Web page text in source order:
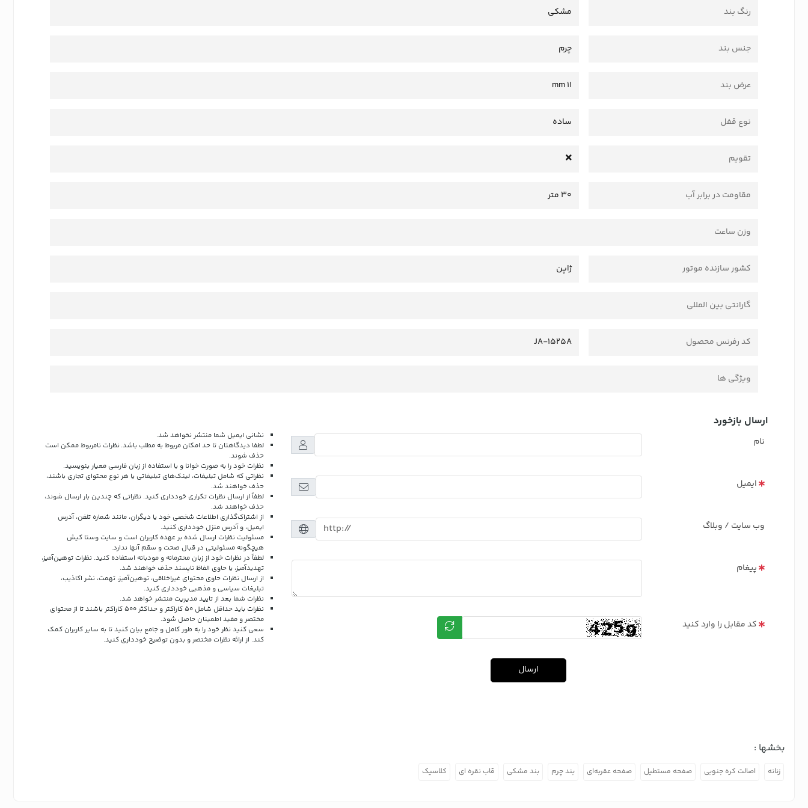
رنگ بند مشکی
جنس بند چرم
عرض بند 11 mm
نوع قفل ساده
تقویم
مقاومت در برابر آب ۳۰ متر
وزن ساعت
کشور سازنده موتور ژاپن
گارانتی بین المللی
کد رفرنس محصول JA-1525A
ویژگی ها
ارسال بازخورد
نام
ایمیل
وب سایت / وبلاگ
پیغام
کد مقابل را وارد کنید
ارسال
نشانی ایمیل شما منتشر نخواهد شد.
لطفا دیدگاهتان تا حد امکان مربوط به مطلب باشد. نظرات نامربوط ممکن است
حذف شوند.
نظرات خود را به صورت خوانا و با استفاده از زبان فارسی معیار بنویسید.
نظراتی که شامل تبلیغات، لینک‌های تبلیغاتی یا هر نوع محتوای تجاری باشند،
حذف خواهند شد.
لطفاً از ارسال نظرات تکراری خودداری کنید. نظراتی که چندین بار ارسال شوند،
حذف خواهند شد.
از اشتراک‌گذاری اطلاعات شخصی خود یا دیگران، مانند شماره تلفن، آدرس
ایمیل، و آدرس منزل خودداری کنید.
مسئولیت نظرات ارسال شده بر عهده کاربران است و سایت وستا کیش
هیچگونه مسئولیتی در قبال صحت و سقم آنها ندارد.
لطفاً در نظرات خود از زبان محترمانه و مودبانه استفاده کنید. نظرات توهین‌آمیز،
تهدیدآمیز، یا حاوی الفاظ ناپسند حذف خواهند شد.
از ارسال نظرات حاوی محتوای غیراخلاقی، توهین‌آمیز، تهمت، نشر اکاذیب،
تبلیغات سیاسی و مذهبی خودداری کنید.
نظرات شما بعد از تایید مدیریت منتشر خواهد شد.
نظرات باید حداقل شامل 50 کاراکتر و حداکثر 500 کاراکتر باشند تا از محتوای
مختصر و مفید اطمینان حاصل شود.
سعی کنید نظر خود را به طور کامل و جامع بیان کنید تا به سایر کاربران کمک
کند. از ارائه نظرات مختصر و بدون توضیح خودداری کنید.
بخشها :
زنانه اصالت کره جنوبی صفحه مستطیل صفحه عقربه‌ای بند چرم بند مشکی قاب نقره ای کلاسیک